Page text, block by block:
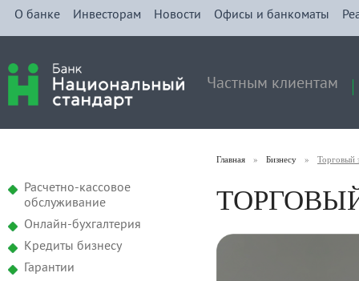
О банке Инвесторам Новости Офисы и банкоматы
Частным клиентам
Расчетно-кассовое
обслуживание
Онлайн-бухгалтерия
Кредиты бизнесу
Гарантии
Главная » Бизнесу » Торговый